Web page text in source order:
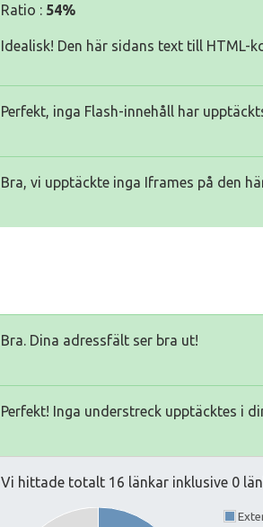
Ratio : 54%
Idealisk! Den här sidans text till HTML-
Perfekt, inga Flash-innehåll har
Bra, vi upptäckte inga Iframes på den
Bra. Dina adressfält ser bra ut!
Perfekt! Inga understreck upptäcktes i
Vi hittade totalt 16 länkar inklusive 0